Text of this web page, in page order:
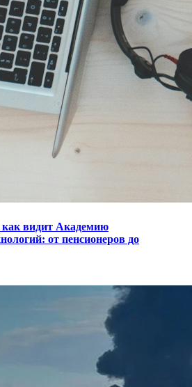
как видит Академию
от пенсионеров до